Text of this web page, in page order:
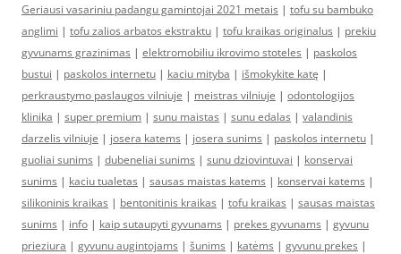
Geriausi vasariniu padangu gamintojai 2021 metais | tofu su bambuko
anglimi | tofu zalios arbatos ekstraktu | tofu kraikas originalus | prekiu
gyvunams grazinimas | elektromobiliu ikrovimo stoteles | paskolos
bustui | paskolos internetu | kaciu mityba | išmokykite katę |
perkraustymo paslaugos vilniuje | meistras vilniuje | odontologijos
klinika | super premium | sunu maistas | sunu edalas | valandinis
darzelis vilniuje | josera katems | josera sunims | paskolos internetu |
guoliai sunims | dubeneliai sunims | sunu dziovintuvai | konservai
sunims | kaciu tualetas | sausas maistas katems | konservai katems |
silikoninis kraikas | bentonitinis kraikas | tofu kraikas | sausas maistas
sunims | info | kaip sutaupyti gyvunams | prekes gyvunams | gyvunu
prieziura | gyvunu augintojams | šunims | katėms | gyvunu prekes |